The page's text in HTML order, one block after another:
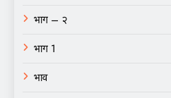
भाग – २
भाग 1
भाव